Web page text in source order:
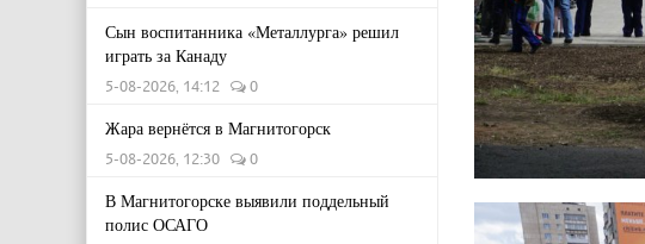
Сын воспитанника «Металлурга» решил
играть за Канаду
5-08-2026, 14:12 0
Жара вернётся в Магнитогорск
5-08-2026, 12:30 0
В Магнитогорске выявили поддельный
полис ОСАГО